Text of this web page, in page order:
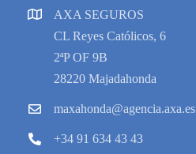
AXA SEGUROS
CL Reyes Católicos, 6
2ªP OF 9B
28220 Majadahonda
maxahonda@agencia.axa.es
+34 91 634 43 43